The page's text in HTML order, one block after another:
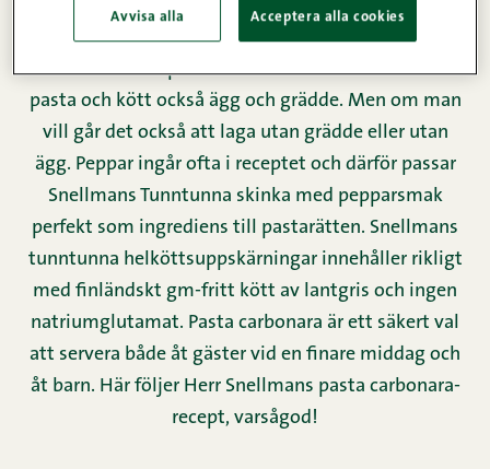
Carbonarasåsen går bra att laga under tiden som
pastan kokar och sedan bara blanda ingredienserna
med varandra. I pasta carbonara finns det förutom
pasta och kött också ägg och grädde. Men om man
vill går det också att laga utan grädde eller utan
ägg. Peppar ingår ofta i receptet och därför passar
Snellmans Tunntunna skinka med pepparsmak
perfekt som ingrediens till pastarätten. Snellmans
tunntunna helköttsuppskärningar innehåller rikligt
med finländskt gm-fritt kött av lantgris och ingen
natriumglutamat. Pasta carbonara är ett säkert val
att servera både åt gäster vid en finare middag och
åt barn. Här följer Herr Snellmans pasta carbonara-
recept, varsågod!
Avvisa alla Acceptera alla cookies